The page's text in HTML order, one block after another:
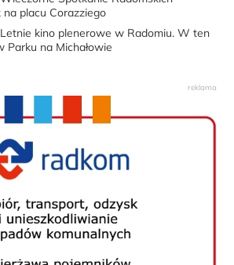
placu Corazziego
Letnie kino plenerowe w Radomiu. W ten
Parku na Michałowie